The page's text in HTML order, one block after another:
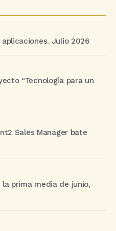
Julio 2026
“Tecnología para un
Sales Manager bate
prima media de junio,